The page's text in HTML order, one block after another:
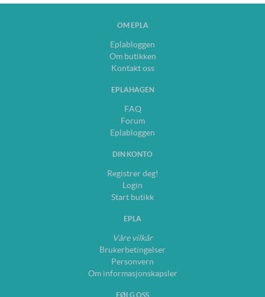
OM EPLA
Eplabloggen
Om butikken
Kontakt oss
EPLAHAGEN
FAQ
Forum
Eplabloggen
DIN KONTO
Registrer deg!
Login
Start butikk
EPLA
Våre vilkår
Brukerbetingelser
Personvern
Om informasjonskapsler
FØLG OSS